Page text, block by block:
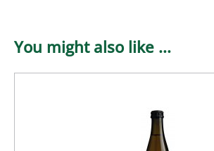
You might also like ...